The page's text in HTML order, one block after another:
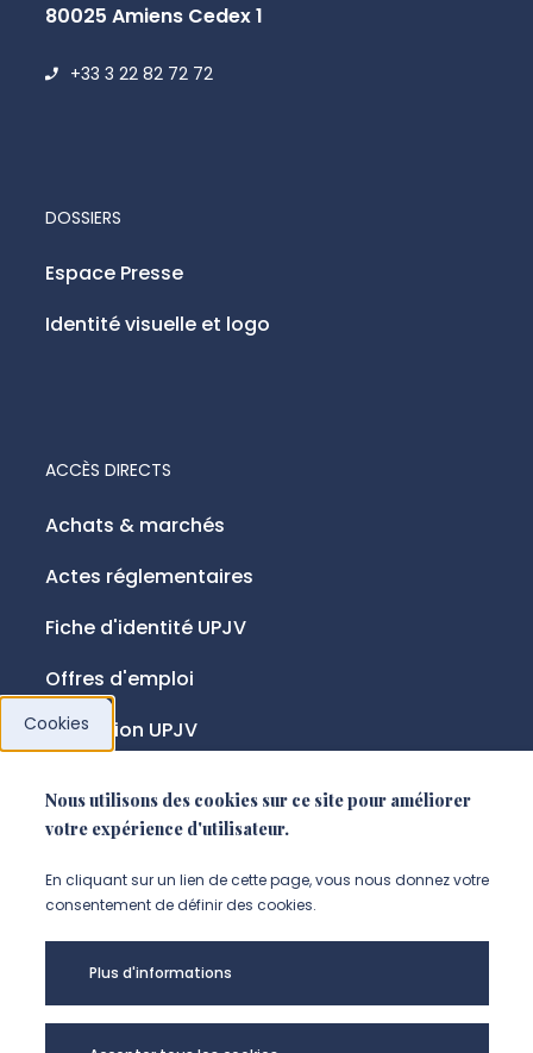
80025 Amiens Cedex 1
+33 3 22 82 72 72
ACCÈS DIRECTS
Achats & marchés
Actes réglementaires
Fiche d'identité UPJV
Offres d'emploi
Fondation UPJV
DOSSIERS
Espace Presse
Identité visuelle et logo
NOUS SUIVRE
Suivez-nous sur instagram
Suivez-nous sur linkedin
Suivez-nous sur
Mentions légales
Accessibilité
Cookies
Nous utilisons des cookies sur ce site pour améliorer
votre expérience d'utilisateur.
En cliquant sur un lien de cette page, vous nous donnez votre
consentement de définir des cookies.
Plus d'informations